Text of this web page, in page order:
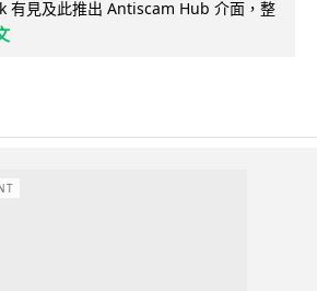
有見及此推出 Antiscam Hub 介面，整